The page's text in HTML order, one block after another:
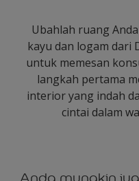
Ubahlah ruang
kayu dan logam dari
untuk memesan
langkah pertama
interior yang indah
cintai dalam
Anda mungkin